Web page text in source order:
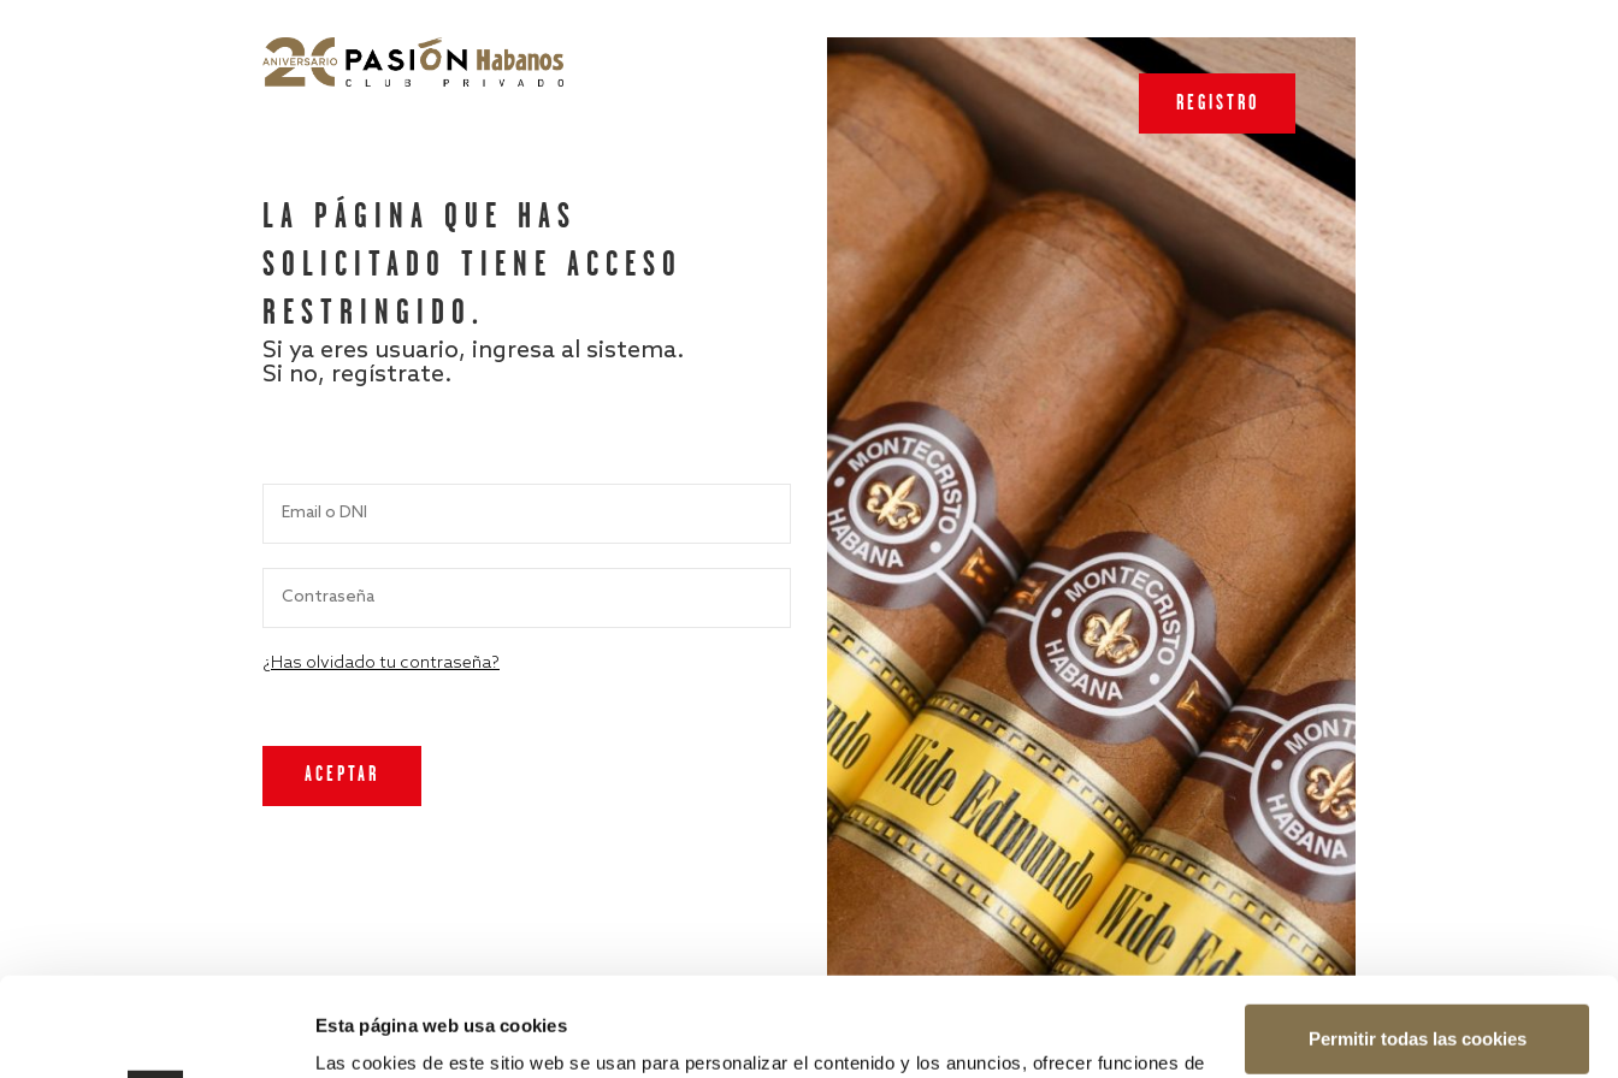
Esta página web usa cookies
Las cookies de este sitio web se usan para personalizar el contenido y los anuncios, ofrecer funciones de
Permitir todas las cookies
LA PÁGINA QUE HAS
SOLICITADO TIENE ACCESO
RESTRINGIDO.
Si ya eres usuario, ingresa al sistema.
Si no, regístrate.
¿Has olvidado tu contraseña?
REGISTRO